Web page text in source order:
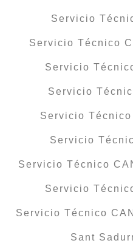
Servicio
Servicio Técnico
Servicio
Servicio
Servicio
Servicio
Servicio Técnico
Servicio
Servicio Técnico
Sant